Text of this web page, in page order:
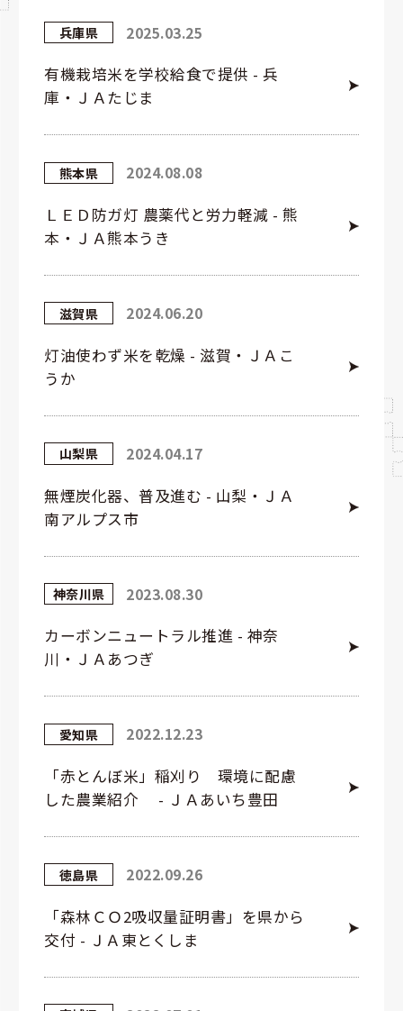
兵庫県 2025.03.25
有機栽培米を学校給食で提供 - 兵
庫・ＪＡたじま
熊本県 2024.08.08
ＬＥＤ防ガ灯 農薬代と労力軽減 - 熊
本・ＪＡ熊本うき
滋賀県 2024.06.20
灯油使わず米を乾燥 - 滋賀・ＪＡこ
うか
山梨県 2024.04.17
無煙炭化器、普及進む - 山梨・ＪＡ
南アルプス市
神奈川県 2023.08.30
カーボンニュートラル推進 - 神奈
川・ＪＡあつぎ
愛知県 2022.12.23
「赤とんぼ米」稲刈り 環境に配慮
した農業紹介 - ＪＡあいち豊田
徳島県 2022.09.26
「森林ＣＯ2吸収量証明書」を県から
交付 - ＪＡ東とくしま